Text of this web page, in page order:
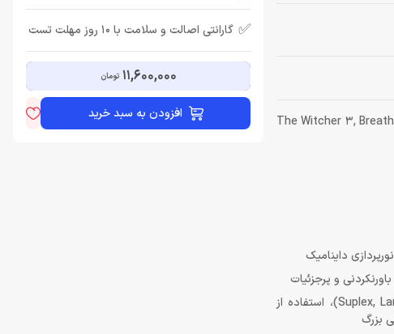
ژانر: اکشن نقش‌آفرینی جهان‌باز (Open World Action RPG) با الهام از The Witcher 3, Breath
سیستم مبارزات: ترکیبی از نبردهای تن به تن خشن، کشتی کچ (Suplex, Lariat)، استفاده از
✅ گارانتی اصالت و سلامت با 10 روز مهلت تست
11,600,000 تومان
افزودن به سبد خرید